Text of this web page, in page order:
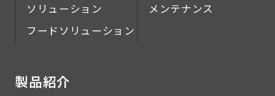
ソリューション
メンテナンス
フードソリューション
製品紹介